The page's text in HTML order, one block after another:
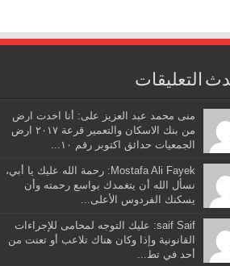
التعليقات
منى محمد عبد العزيز على: أنا اخدت ارض
من بنك الاسكان والتعمير قرعة ٢٠١٧ ارض
الجمعيات حدائق اكتوبر رقم ١٠...
Mostafa Ali Fayek: رحمة الله عليك يا أبي،
نسأل الله أن يتغمدك بواسع رحمته وأن
يسكنك الفردوس الأعلى...
saif Saif: عليك التوجه لمحامى للإجراءات
القانونية وإذا وكان هناك تلاعب أو تعنت من
أحد في تط...